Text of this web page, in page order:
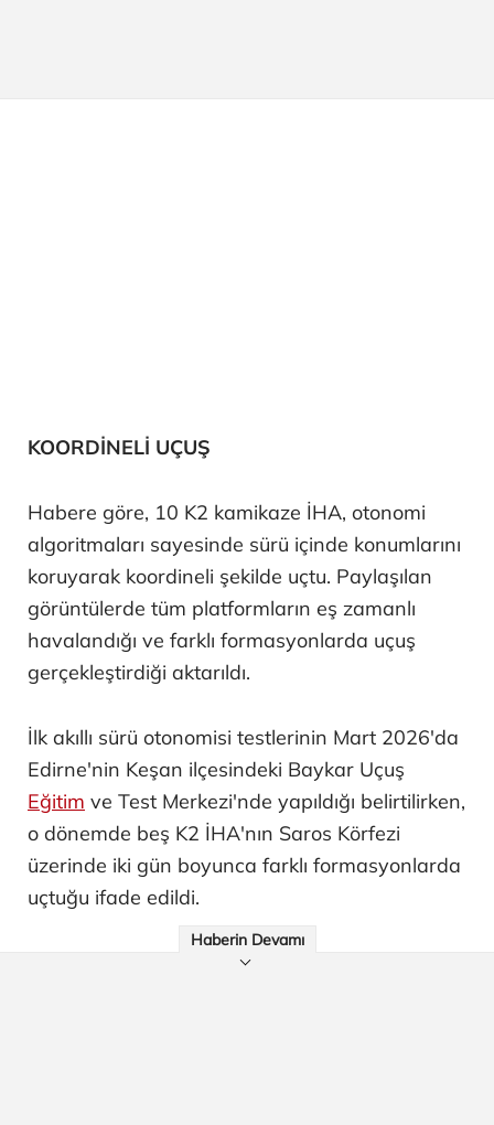
KOORDİNELİ UÇUŞ
Habere göre, 10 K2 kamikaze İHA, otonomi
algoritmaları sayesinde sürü içinde konumlarını
koruyarak koordineli şekilde uçtu. Paylaşılan
görüntülerde tüm platformların eş zamanlı
havalandığı ve farklı formasyonlarda uçuş
gerçekleştirdiği aktarıldı.
İlk akıllı sürü otonomisi testlerinin Mart 2026'da
Edirne'nin Keşan ilçesindeki Baykar Uçuş
Eğitim ve Test Merkezi'nde yapıldığı belirtilirken,
o dönemde beş K2 İHA'nın Saros Körfezi
üzerinde iki gün boyunca farklı formasyonlarda
uçtuğu ifade edildi.
Haberin Devamı